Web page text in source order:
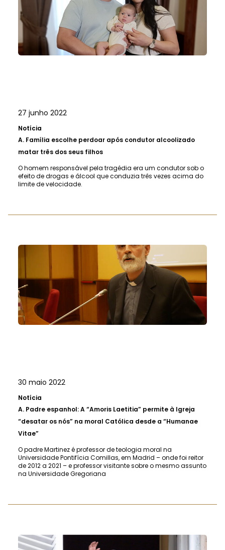
27 junho 2022
Notícia
A. Família escolhe perdoar após condutor alcoolizado
matar três dos seus filhos
O homem responsável pela tragédia era um condutor sob o
efeito de drogas e álcool que conduzia três vezes acima do
limite de velocidade.
30 maio 2022
Notícia
A. Padre espanhol: A “Amoris Laetitia” permite à Igreja
“desatar os nós” na moral Católica desde a “Humanae
Vitae”
O padre Martinez é professor de teologia moral na
Universidade Pontifícia Comillas, em Madrid – onde foi reitor
de 2012 a 2021 – e professor visitante sobre o mesmo assunto
na Universidade Gregoriana